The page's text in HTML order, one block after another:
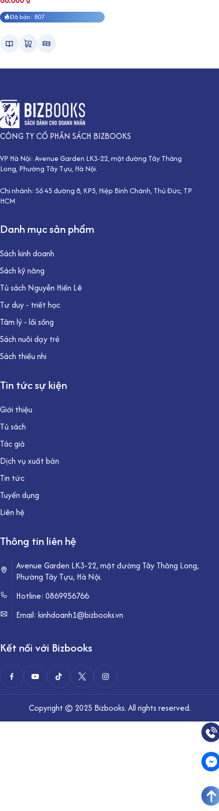
Đã bán: 807
CÔNG TY CỔ PHẦN SÁCH BIZBOOKS
VP Hà Nội: Avenue Garden LK3-22, mặt đường Tây Thăng
Long, Phường Tây Tựu, Hà Nội.
Chi nhánh: Số 45 đường 8, KP5, Hiệp Bình Chánh, Thủ Đức, TP
HCM
Danh mục sản phẩm
Sách kinh doanh
Sách kỹ năng
Tủ sách Nguyễn Hiến Lê
Tư duy - triết học
Tâm lý - lối sống
Sách nuôi dạy trẻ
Sách thiếu nhi
Tin tức sự kiện
Giới thiệu
Tủ sách
Tác giả
Dịch vụ xuất bản
Tin tức
Tuyển dụng
Liên hệ
Thông tin liên hệ
Avenue Garden LK3-22, mặt đường Tây Thăng Long,
Phường Tây Tựu, Hà Nội.
Hotline: 0869956766
Email: kinhdoanh1@bizbooks.vn
Kết nối với Bizbooks
Copyright © 2025 Bizbooks. All rights reserved.